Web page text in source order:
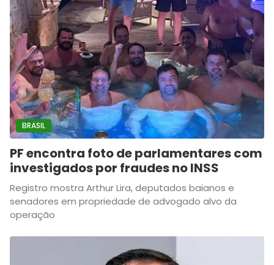
BRASIL
PF encontra foto de parlamentares com
investigados por fraudes no INSS
Registro mostra Arthur Lira, deputados baianos e
senadores em propriedade de advogado alvo da
operação